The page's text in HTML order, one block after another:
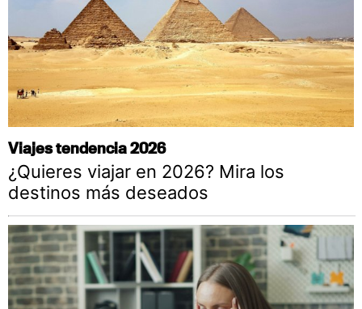
Viajes tendencia 2026
¿Quieres viajar en 2026? Mira los
destinos más deseados